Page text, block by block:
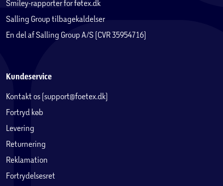
Smiley-rapporter for føtex.dk
Salling Group tilbagekaldelser
En del af Salling Group A/S (CVR 35954716)
Kundeservice
Kontakt os (support@foetex.dk)
Fortryd køb
Levering
Returnering
Reklamation
Fortrydelsesret